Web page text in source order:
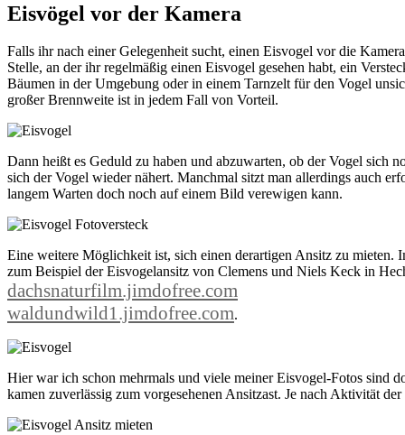
Eisvögel vor der Kamera
Falls ihr nach einer Gelegenheit sucht, einen Eisvogel vor die
Stelle, an der ihr regelmäßig einen Eisvogel gesehen habt, ein
Bäumen in der Umgebung oder in einem Tarnzelt für den Vogel
großer Brennweite ist in jedem Fall von Vorteil.
Dann heißt es Geduld zu haben und abzuwarten, ob der Vogel sich
sich der Vogel wieder nähert. Manchmal sitzt man allerdings auch
langem Warten doch noch auf einem Bild verewigen kann.
Eine weitere Möglichkeit ist, sich einen derartigen Ansitz zu mieten.
zum Beispiel der Eisvogelansitz von Clemens und Niels Keck in
dachsnaturfilm.jimdofree.com
waldundwild1.jimdofree.com.
Hier war ich schon mehrmals und viele meiner Eisvogel-Fotos sind
kamen zuverlässig zum vorgesehenen Ansitzast. Je nach Aktivität